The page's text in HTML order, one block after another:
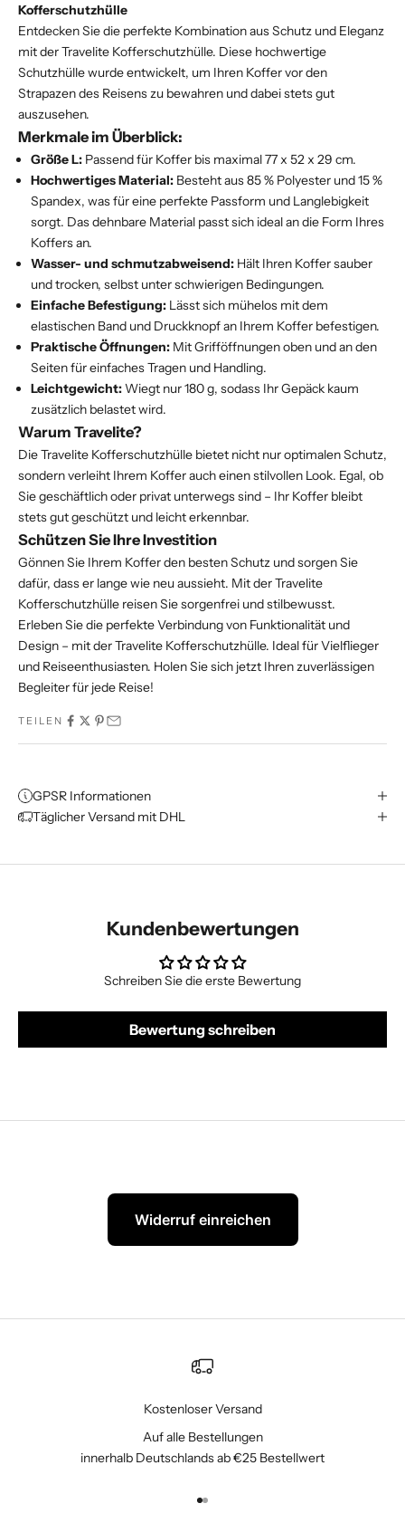
Kofferschutzhülle
Entdecken Sie die perfekte Kombination aus Schutz und Eleganz
mit der Travelite Kofferschutzhülle. Diese hochwertige
Schutzhülle wurde entwickelt, um Ihren Koffer vor den
Strapazen des Reisens zu bewahren und dabei stets gut
auszusehen.
Merkmale im Überblick:
Größe L: Passend für Koffer bis maximal 77 x 52 x 29 cm.
Hochwertiges Material: Besteht aus 85 % Polyester und 15 %
Spandex, was für eine perfekte Passform und Langlebigkeit
sorgt. Das dehnbare Material passt sich ideal an die Form Ihres
Koffers an.
Wasser- und schmutzabweisend: Hält Ihren Koffer sauber
und trocken, selbst unter schwierigen Bedingungen.
Einfache Befestigung: Lässt sich mühelos mit dem
elastischen Band und Druckknopf an Ihrem Koffer befestigen.
Praktische Öffnungen: Mit Grifföffnungen oben und an den
Seiten für einfaches Tragen und Handling.
Leichtgewicht:Wiegt nur 180 g, sodass Ihr Gepäck kaum
zusätzlich belastet wird.
Warum Travelite?
Die Travelite Kofferschutzhülle bietet nicht nur optimalen Schutz,
sondern verleiht Ihrem Koffer auch einen stilvollen Look. Egal, ob
Sie geschäftlich oder privat unterwegs sind – Ihr Koffer bleibt
stets gut geschützt und leicht erkennbar.
Schützen Sie Ihre Investition
Gönnen Sie Ihrem Koffer den besten Schutz und sorgen Sie
dafür, dass er lange wie neu aussieht. Mit der Travelite
Kofferschutzhülle reisen Sie sorgenfrei und stilbewusst.
Erleben Sie die perfekte Verbindung von Funktionalität und
Design – mit der Travelite Kofferschutzhülle. Ideal für Vielflieger
und Reiseenthusiasten. Holen Sie sich jetzt Ihren zuverlässigen
Begleiter für jede Reise!
TEILEN
GPSR Informationen
Täglicher Versand mit DHL
Kundenbewertungen
Schreiben Sie die erste Bewertung
Bewertung schreiben
Widerruf einreichen
Kostenloser Versand
Auf alle Bestellungen
innerhalb Deutschlands ab €25 Bestellwert
Gehe zu Element 1
Gehe zu Element 2